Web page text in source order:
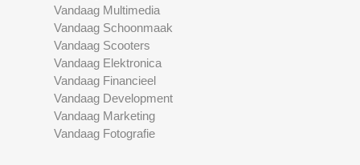
Vandaag Multimedia
Vandaag Schoonmaak
Vandaag Scooters
Vandaag Elektronica
Vandaag Financieel
Vandaag Development
Vandaag Marketing
Vandaag Fotografie